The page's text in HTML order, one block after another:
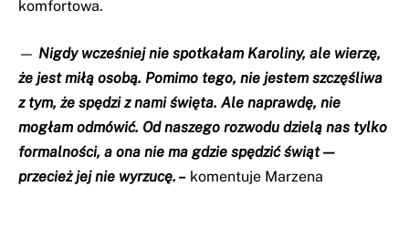
komfortowa.
— Nigdy wcześniej nie spotkałam Karoliny, ale wierzę,
że jest miłą osobą. Pomimo tego, nie jestem szczęśliwa
z tym, że spędzi z nami święta. Ale naprawdę, nie
mogłam odmówić. Od naszego rozwodu dzielą nas tylko
formalności, a ona nie ma gdzie spędzić świąt —
przecież jej nie wyrzucę. – komentuje Marzena